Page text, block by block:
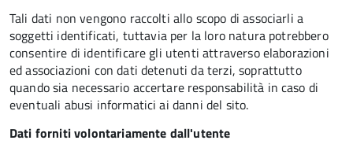
Tali dati non vengono raccolti allo scopo di associarli a
soggetti identificati, tuttavia per la loro natura potrebbero
consentire di identificare gli utenti attraverso elaborazioni
ed associazioni con dati detenuti da terzi, soprattutto
quando sia necessario accertare responsabilità in caso di
eventuali abusi informatici ai danni del sito.
Dati forniti volontariamente dall'utente